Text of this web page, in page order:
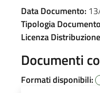
Data Documento:
Tipologia
Licenza
Documenti
Formati disponibili: